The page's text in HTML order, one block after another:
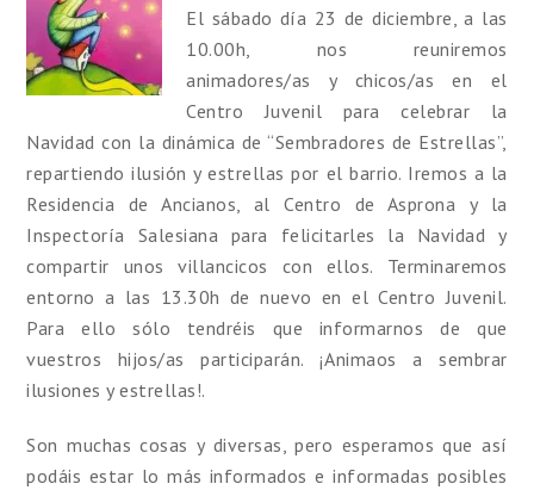
El sábado día 23 de diciembre, a las
10.00h, nos reuniremos
animadores/as y chicos/as en el
Centro Juvenil para celebrar la
Navidad con la dinámica de “Sembradores de Estrellas”,
repartiendo ilusión y estrellas por el barrio. Iremos a la
Residencia de Ancianos, al Centro de Asprona y la
Inspectoría Salesiana para felicitarles la Navidad y
compartir unos villancicos con ellos. Terminaremos
entorno a las 13.30h de nuevo en el Centro Juvenil.
Para ello sólo tendréis que informarnos de que
vuestros hijos/as participarán. ¡Animaos a sembrar
ilusiones y estrellas!.
Son muchas cosas y diversas, pero esperamos que así
podáis estar lo más informados e informadas posibles